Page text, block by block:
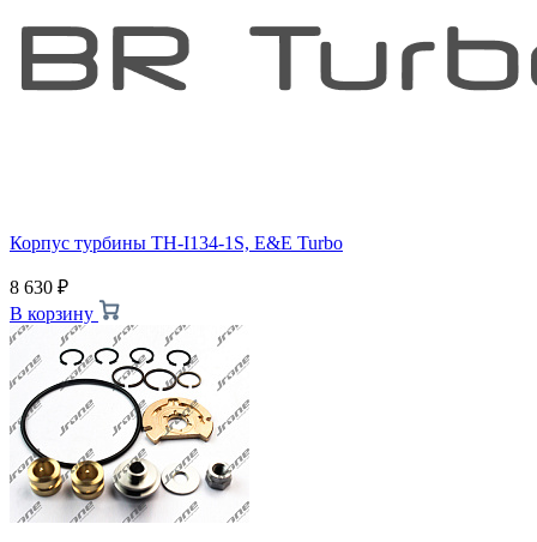
Корпус турбины TH-I134-1S, E&E Turbo
8 630 ₽
В корзину